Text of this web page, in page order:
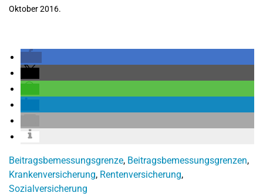
Oktober 2016.
Beitragsbemessungsgrenze, Beitragsbemessungsgrenzen,
Krankenversicherung, Rentenversicherung,
Sozialversicherung